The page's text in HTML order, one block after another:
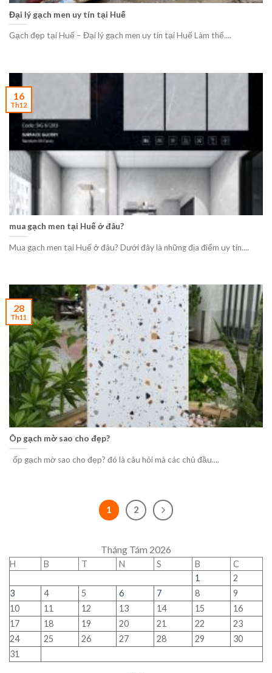
Đại lý gạch men uy tín tại Huế
Gạch đẹp tại Huế – Đại lý gạch men uy tín tại Huế Làm thế....
mua gạch men tại Huế ở đâu?
Mua gạch men tại Huế ở đâu? Dưới đây là những địa điểm uy tín....
16
Th12
Ôp gạch mờ sao cho đẹp?
ốp gạch mờ sao cho đẹp? đó là câu hỏi mà các chủ đầu....
28
Th11
1 2
Tháng Tám 2026
H B T N S B
C
1
2
3
4 5 6 7 8
9
10
11 12 13 14 15
16
17
18 19 20 21 22
23
24
25 26 27 28 29
30
31